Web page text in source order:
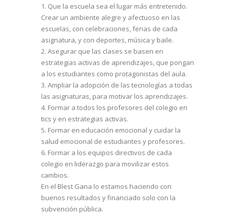
1. Que la escuela sea el lugar más entretenido.
Crear un ambiente alegre y afectuoso en las
escuelas, con celebraciones, ferias de cada
asignatura, y con deportes, música y baile.
2. Asegurar que las clases se basen en
estrategias activas de aprendizajes, que pongan
a los estudiantes como protagonistas del aula.
3. Ampliar la adopción de las tecnologías a todas
las asignaturas, para motivar los aprendizajes.
4. Formar a todos los profesores del colegio en
tics y en estrategias activas.
5. Formar en educación emocional y cuidar la
salud emocional de estudiantes y profesores.
6. Formar a los equipos directivos de cada
colegio en liderazgo para movilizar estos
cambios.
En el Blest Gana lo estamos haciendo con
buenos resultados y financiado solo con la
subvención pública.